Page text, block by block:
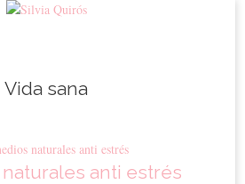
Vida sana
anti estrés